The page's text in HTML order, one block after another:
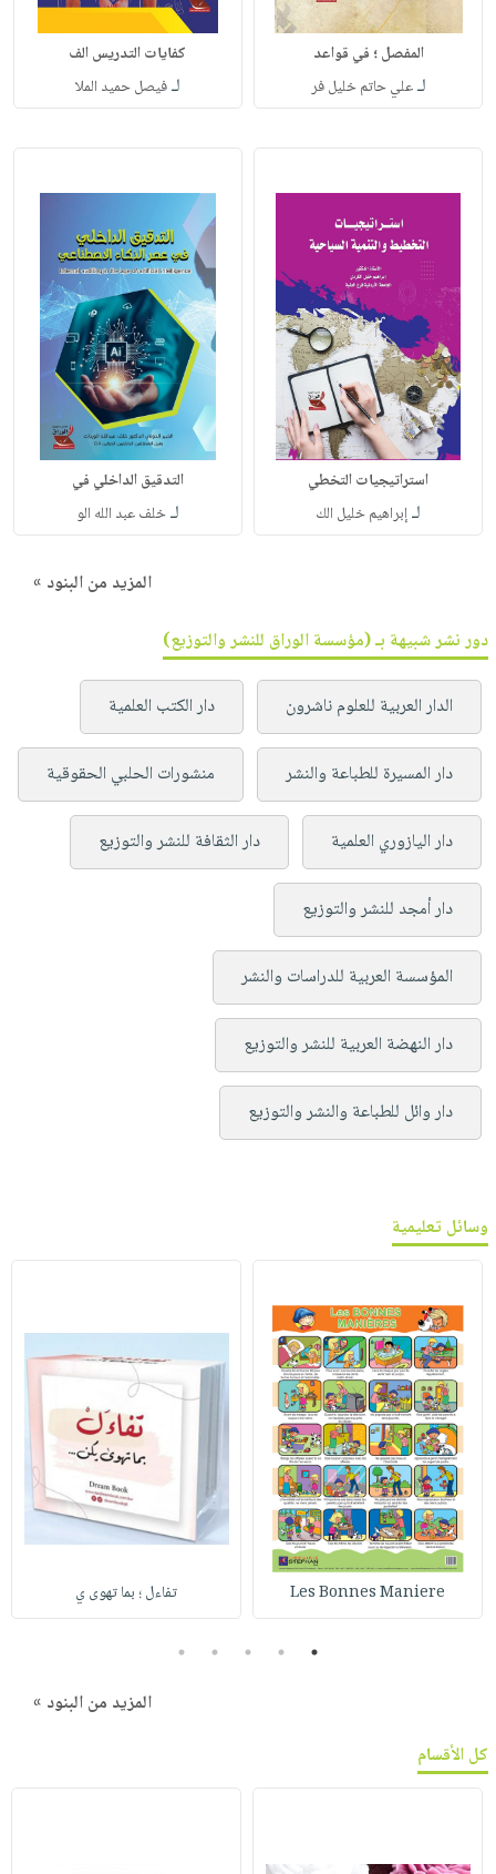
المفصل ؛ في قواعد
لـعلي حاتم خليل فر
كفايات التدريس الف
لـفيصل حميد الملا
استراتيجيات التخطي
لـإبراهيم خليل الك
التدقيق الداخلي في
لـخلف عبد الله الو
المزيد من البنود »
دور نشر شبيهة بـ (مؤسسة الوراق للنشر والتوزيع)
الدار العربية للعلوم ناشرون دار الكتب العلمية
دار المسيرة للطباعة والنشر منشورات الحلبي الحقوقية
دار اليازوري العلمية دار الثقافة للنشر والتوزيع
دار أمجد للنشر والتوزيع
المؤسسة العربية للدراسات والنشر
دار النهضة العربية للنشر والتوزيع
دار وائل للطباعة والنشر والتوزيع
وسائل تعليمية
Les Bonnes Maniere تفاءل ؛ بما تهوى ي
1
2
3
4
5
المزيد من البنود »
كل الأقسام